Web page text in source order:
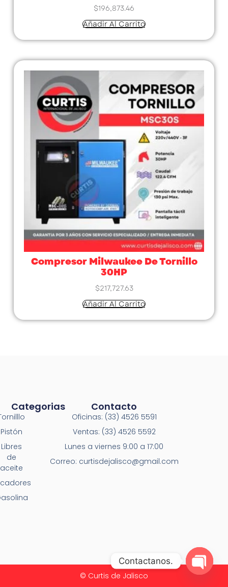
$196,873.46
Añadir Al Carrito
Compresor Milwaukee De Tornillo
30HP
$217,727.63
Añadir Al Carrito
Categorias
Pistón
Libres
de
aceite
Contacto
Oficinas: (33) 4526 5591
Ventas: (33) 4526 5592
Lunes a viernes 9:00 a 17:00
Correo: curtisdejalisco@gmail.com
© Curtis de Jalisco
Contactanos.